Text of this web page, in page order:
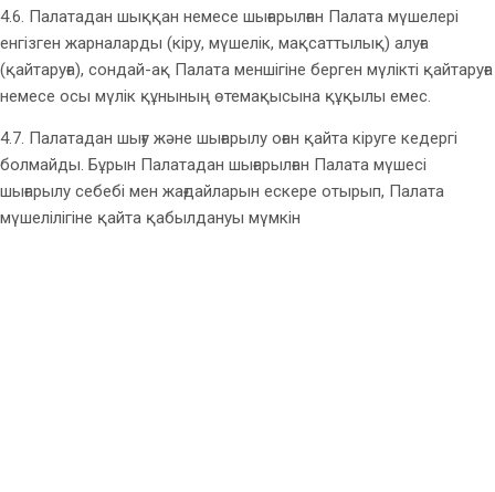
4.6. Палатадан шыққан немесе шығарылған Палата мүшелері
енгізген жарналарды (кіру, мүшелік, мақсаттылық) алуға
(қайтаруға), сондай-ақ Палата меншігіне берген мүлікті қайтаруға
немесе осы мүлік құнының өтемақысына құқылы емес.
4.7. Палатадан шығу және шығарылу оған қайта кіруге кедергі
болмайды. Бұрын Палатадан шығарылған Палата мүшесі
шығарылу себебі мен жағдайларын ескере отырып, Палата
мүшелілігіне қайта қабылдануы мүмкін